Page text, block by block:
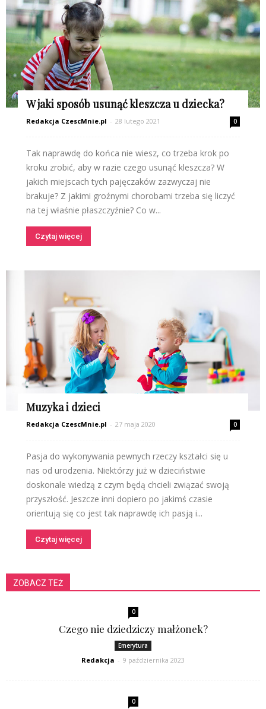
W jaki sposób usunąć kleszcza u dziecka?
Redakcja CzescMnie.pl - 28 lutego 2021 0
Tak naprawdę do końca nie wiesz, co trzeba krok po
kroku zrobić, aby w razie czego usunąć kleszcza? W
jakich miejscach tych pajęczaków zazwyczaj nie
brakuje? Z jakimi groźnymi chorobami trzeba się liczyć
na tej właśnie płaszczyźnie? Co w...
Czytaj więcej
Muzyka i dzieci
Redakcja CzescMnie.pl - 27 maja 2020 0
Pasja do wykonywania pewnych rzeczy kształci się u
nas od urodzenia. Niektórzy już w dzieciństwie
doskonale wiedzą z czym będą chcieli związać swoją
przyszłość. Jeszcze inni dopiero po jakimś czasie
orientują się co jest tak naprawdę ich pasją i...
Czytaj więcej
ZOBACZ TEŻ
0
Czego nie dziedziczy małżonek?
Emerytura
Redakcja - 9 października 2023
0